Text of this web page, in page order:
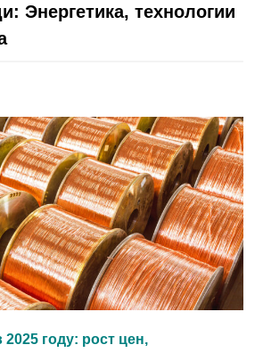
Энергетика, технологии
году: рост цен,